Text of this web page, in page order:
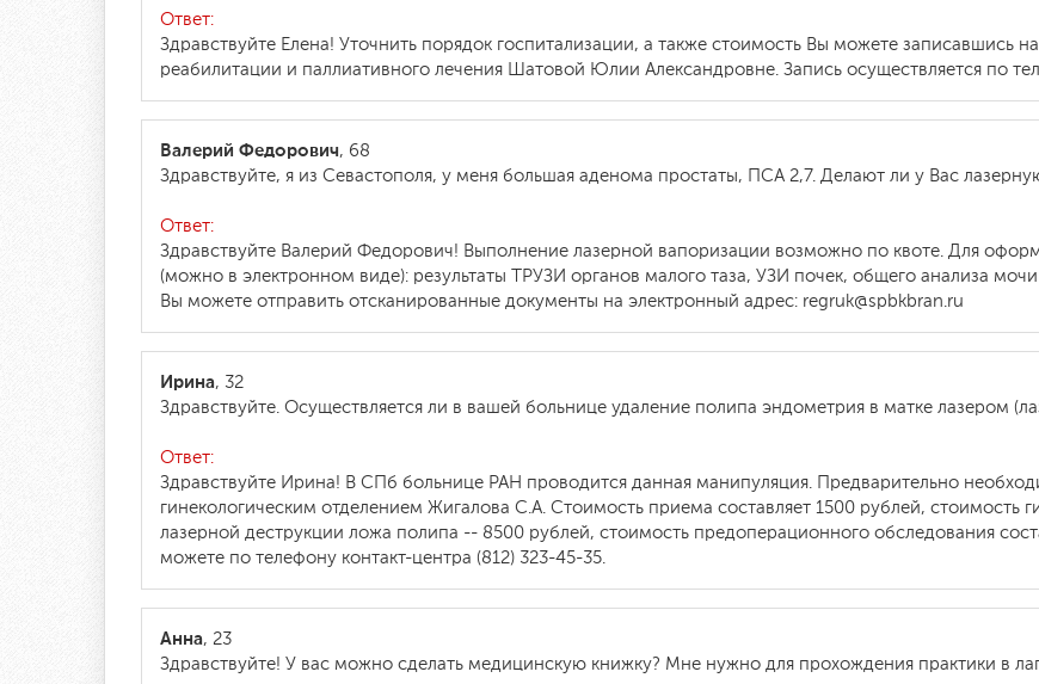
Ответ:
Здравствуйте Елена! Уточнить порядок госпитализации, а также стоимость Вы можете записавшись
реабилитации и паллиативного лечения Шатовой Юлии Александровне. Запись осуществляется по
Валерий Федорович, 68
Здравствуйте, я из Севастополя, у меня большая аденома простаты, ПСА 2,7. Делают ли у Вас
Ответ:
Здравствуйте Валерий Федорович! Выполнение лазерной вапоризации возможно по квоте. Для
(можно в электронном виде): результаты ТРУЗИ органов малого таза, УЗИ почек, общего анализа
Вы можете отправить отсканированные документы на электронный адрес: regruk@spbkbran.ru
Ирина, 32
Здравствуйте. Осуществляется ли в вашей больнице удаление полипа эндометрия в матке лазером
Ответ:
Здравствуйте Ирина! В СПб больнице РАН проводится данная манипуляция. Предварительно
гинекологическим отделением Жигалова С.А. Стоимость приема составляет 1500 рублей, стоимость
лазерной деструкции ложа полипа -- 8500 рублей, стоимость предоперационного обследования
можете по телефону контакт-центра (812) 323-45-35.
Анна, 23
Здравствуйте! У вас можно сделать медицинскую книжку? Мне нужно для прохождения практики в